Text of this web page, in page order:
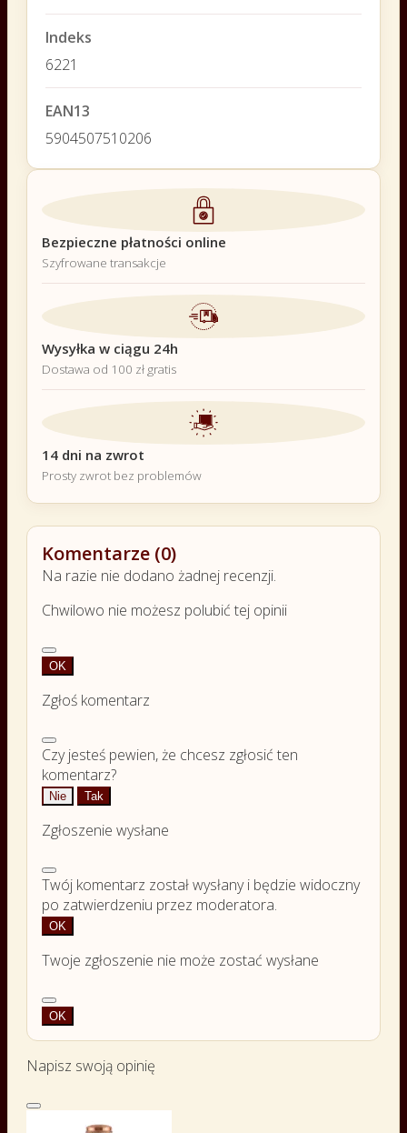
Indeks
6221
EAN13
5904507510206
Bezpieczne płatności online
Szyfrowane transakcje
Wysyłka w ciągu 24h
Dostawa od 100 zł gratis
14 dni na zwrot
Prosty zwrot bez problemów
Komentarze (0)
Na razie nie dodano żadnej recenzji.
Chwilowo nie możesz polubić tej opinii
OK
Zgłoś komentarz
Czy jesteś pewien, że chcesz zgłosić ten
komentarz?
Nie Tak
Zgłoszenie wysłane
Twój komentarz został wysłany i będzie widoczny
po zatwierdzeniu przez moderatora.
OK
Twoje zgłoszenie nie może zostać wysłane
OK
Napisz swoją opinię